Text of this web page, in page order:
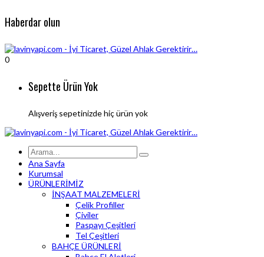
Haberdar olun
0
Sepette Ürün Yok
Alışveriş sepetinizde hiç ürün yok
Ana Sayfa
Kurumsal
ÜRÜNLERİMİZ
İNŞAAT MALZEMELERİ
Çelik Profiller
Çiviler
Paspayı Çeşitleri
Tel Çeşitleri
BAHÇE ÜRÜNLERİ